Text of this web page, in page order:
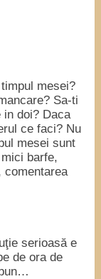
mesei?
Sa-ti
in doi? Daca
ce faci? Nu
mesei sunt
barfe,
comentarea
serioasă e
de ora de